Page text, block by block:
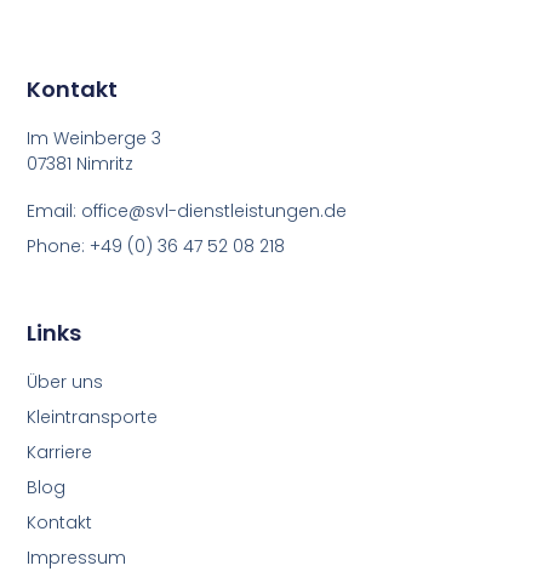
Links
Über uns
Kleintransporte
Karriere
Blog
Kontakt
Impressum
Kontakt
Im Weinberge 3
07381 Nimritz
Email: office@svl-dienstleistungen.de
Phone: +49 (0) 36 47 52 08 218